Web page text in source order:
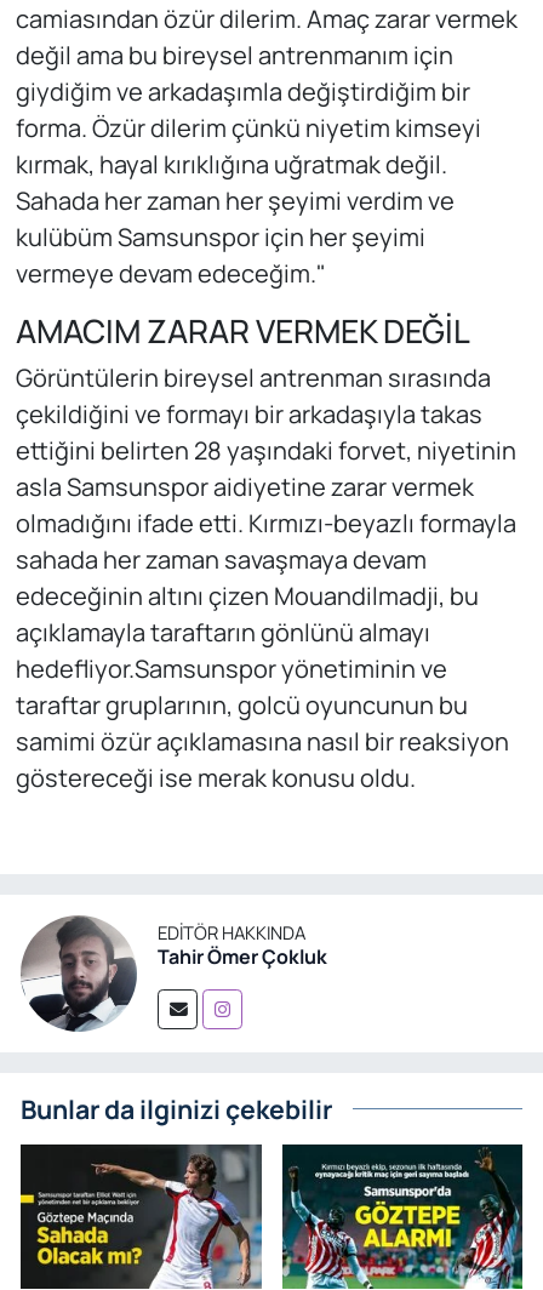
camiasından özür dilerim. Amaç zarar vermek
değil ama bu bireysel antrenmanım için
giydiğim ve arkadaşımla değiştirdiğim bir
forma. Özür dilerim çünkü niyetim kimseyi
kırmak, hayal kırıklığına uğratmak değil.
Sahada her zaman her şeyimi verdim ve
kulübüm Samsunspor için her şeyimi
vermeye devam edeceğim."
AMACIM ZARAR VERMEK DEĞİL
Görüntülerin bireysel antrenman sırasında
çekildiğini ve formayı bir arkadaşıyla takas
ettiğini belirten 28 yaşındaki forvet, niyetinin
asla Samsunspor aidiyetine zarar vermek
olmadığını ifade etti. Kırmızı-beyazlı formayla
sahada her zaman savaşmaya devam
edeceğinin altını çizen Mouandilmadji, bu
açıklamayla taraftarın gönlünü almayı
hedefliyor.Samsunspor yönetiminin ve
taraftar gruplarının, golcü oyuncunun bu
samimi özür açıklamasına nasıl bir reaksiyon
göstereceği ise merak konusu oldu.
EDITÖR HAKKINDA
Tahir Ömer Çokluk
Bunlar da ilginizi çekebilir